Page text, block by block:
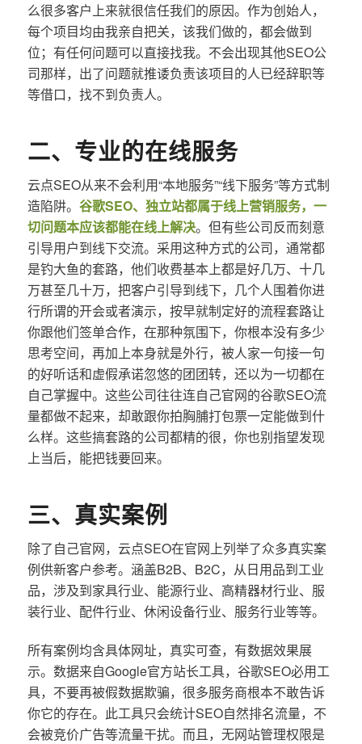
么很多客户上来就很信任我们的原因。作为创始人，
每个项目均由我亲自把关，该我们做的，都会做到
位；有任何问题可以直接找我。不会出现其他SEO公
司那样，出了问题就推诿负责该项目的人已经辞职等
等借口，找不到负责人。
二、专业的在线服务
云点SEO从来不会利用“本地服务”“线下服务”等方式制
造陷阱。 谷歌SEO、独立站都属于线上营销服务，一
切问题本应该都能在线上解决。但有些公司反而刻意
引导用户到线下交流。采用这种方式的公司，通常都
是钓大鱼的套路，他们收费基本上都是好几万、十几
万甚至几十万，把客户引导到线下，几个人围着你进
行所谓的开会或者演示，按早就制定好的流程套路让
你跟他们签单合作，在那种氛围下，你根本没有多少
思考空间，再加上本身就是外行，被人家一句接一句
的好听话和虚假承诺忽悠的团团转，还以为一切都在
自己掌握中。这些公司往往连自己官网的谷歌SEO流
量都做不起来，却敢跟你拍胸脯打包票一定能做到什
么样。这些搞套路的公司都精的很，你也别指望发现
上当后，能把钱要回来。
三、真实案例
除了自己官网，云点SEO在官网上列举了众多真实案
例供新客户参考。涵盖B2B、B2C，从日用品到工业
品，涉及到家具行业、能源行业、高精器材行业、服
装行业、配件行业、休闲设备行业、服务行业等等。
所有案例均含具体网址，真实可查，有数据效果展
示。数据来自Google官方站长工具，谷歌SEO必用工
具，不要再被假数据欺骗，很多服务商根本不敢告诉
你它的存在。此工具只会统计SEO自然排名流量，不
会被竞价广告等流量干扰。而且，无网站管理权限是